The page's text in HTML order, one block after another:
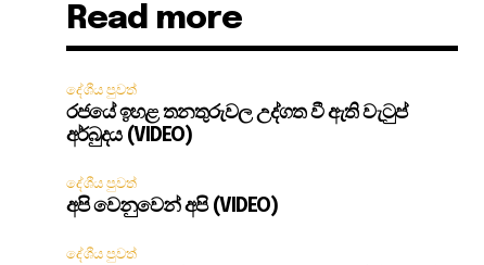
Read more
දේශීය පුවත්
රජයේ ඉහළ තනතුරුවල උද්ගත වී ඇති වැටුප්
අර්බුදය (VIDEO)
දේශීය පුවත්
අපි වෙනුවෙන් අපි (VIDEO)
දේශීය පුවත්